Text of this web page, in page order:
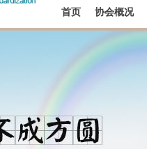
首页 协会概况